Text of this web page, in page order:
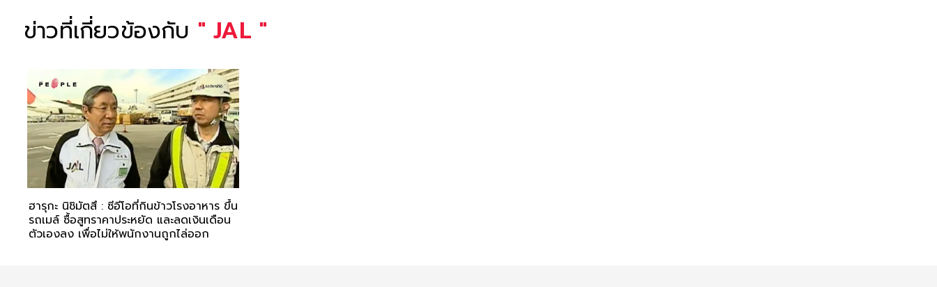
ข่าวที่เกี่ยวข้องกับ "JAL "
ฮารุกะ นิชิมัตสึ : ซีอีโอที่กินข้าวโรงอาหาร ขึ้น
รถเมล์ ซื้อสูทราคาประหยัด และลดเงินเดือน
ตัวเองลง เพื่อไม่ให้พนักงานถูกไล่ออก